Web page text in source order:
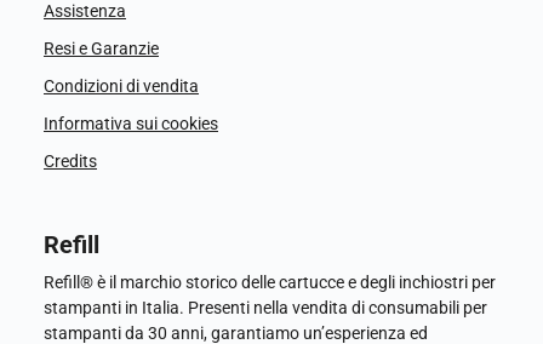
Assistenza
Resi e Garanzie
Condizioni di vendita
Informativa sui cookies
Credits
Refill
Refill® è il marchio storico delle cartucce e degli inchiostri per
stampanti in Italia. Presenti nella vendita di consumabili per
stampanti da 30 anni, garantiamo un’esperienza ed